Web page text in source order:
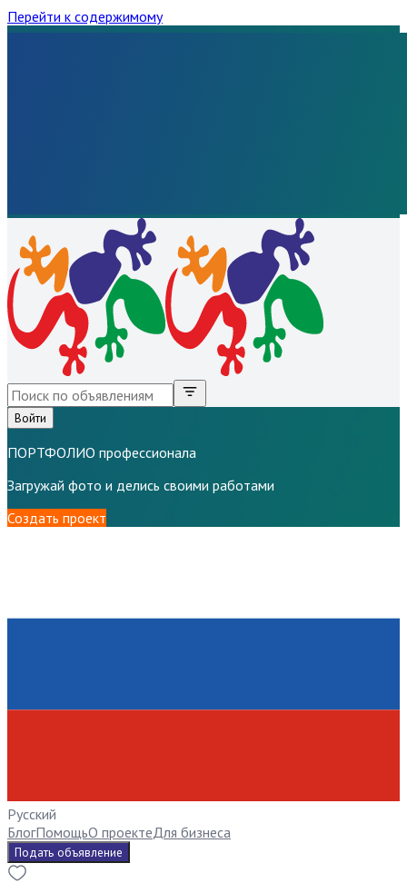
Перейти к содержимому
Войти
ПОРТФОЛИО профессионала
Загружай фото и делись своими работами
Создать проект
Русский
БлогПомощьО проектеДля бизнеса
Подать объявление